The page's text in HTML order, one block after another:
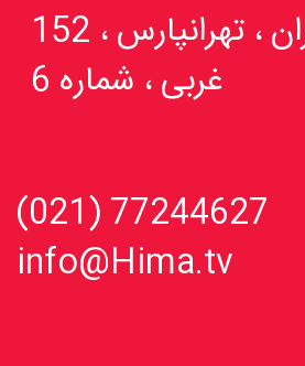
تهران ، تهرانپارس ، 152
غربی ، شماره 6
77244627 (021)
info@Hima.tv